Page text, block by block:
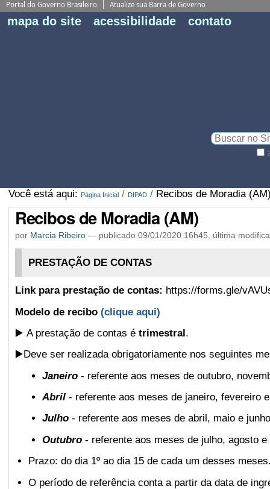
Portal do Governo Brasileiro Atualize sua Barra de Governo
mapa do site acessibilidade contato
Você está aqui: Página Inicial / DIPAD / Recibos de Moradia
Recibos de Moradia (AM)
por Marcia Ribeiro— publicado09/01/2020 16h45, última
PRESTAÇÃO DE CONTAS
Link para prestação de contas: https://forms.gle/
Modelo de recibo (clique aqui)
▶️ A prestação de contas é trimestral.
▶️ Deve ser realizada obrigatoriamente nos seguintes
Janeiro - referente aos meses de outubro,
Abril - referente aos meses de janeiro, fevereiro
Julho - referente aos meses de abril, maio e
Outubro - referente aos meses de julho, agosto
Prazo: dodia 1º ao dia 15 de cada um desses
O período de referência conta a partir dadata de